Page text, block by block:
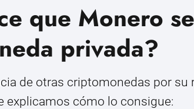
que Monero
privada?
de otras criptomonedas por su
explicamos cómo lo consigue: